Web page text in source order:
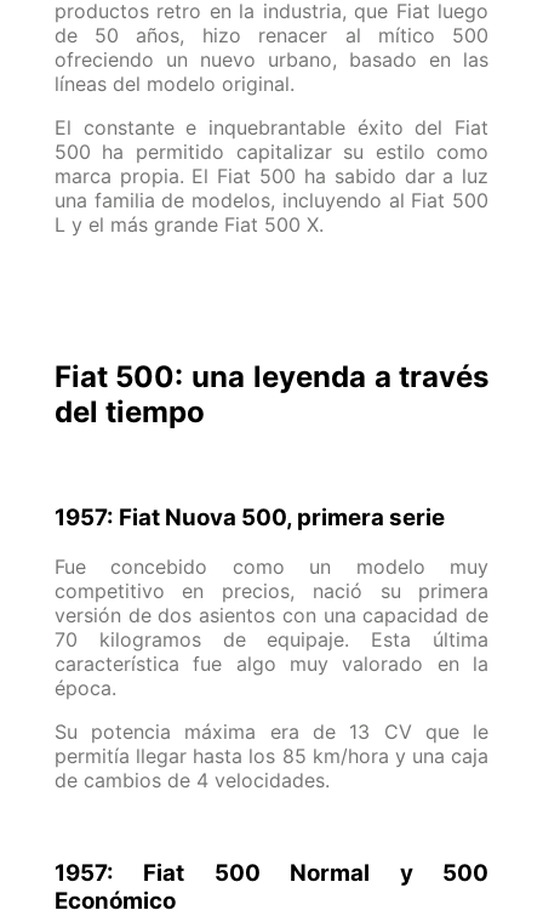
productos retro en la industria, que Fiat luego
de 50 años, hizo renacer al mítico 500
ofreciendo un nuevo urbano, basado en las
líneas del modelo original.
El constante e inquebrantable éxito del Fiat
500 ha permitido capitalizar su estilo como
marca propia. El Fiat 500 ha sabido dar a luz
una familia de modelos, incluyendo al Fiat 500
L y el más grande Fiat 500 X.
Fiat 500: una leyenda a través
del tiempo
1957: Fiat Nuova 500, primera serie
Fue concebido como un modelo muy
competitivo en precios, nació su primera
versión de dos asientos con una capacidad de
70 kilogramos de equipaje. Esta última
característica fue algo muy valorado en la
época.
Su potencia máxima era de 13 CV que le
permitía llegar hasta los 85 km/hora y una caja
de cambios de 4 velocidades.
1957: Fiat 500 Normal y 500
Económico